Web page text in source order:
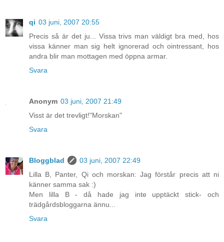
qi 03 juni, 2007 20:55
Precis så är det ju... Vissa trivs man väldigt bra med, hos
vissa känner man sig helt ignorerad och ointressant, hos
andra blir man mottagen med öppna armar.
Svara
Anonym 03 juni, 2007 21:49
Visst är det trevligt!"Morskan"
Svara
Bloggblad
03 juni, 2007 22:49
Lilla B, Panter, Qi och morskan: Jag förstår precis att ni
känner samma sak :)
Men lilla B - då hade jag inte upptäckt stick- och
trädgårdsbloggarna ännu...
Svara